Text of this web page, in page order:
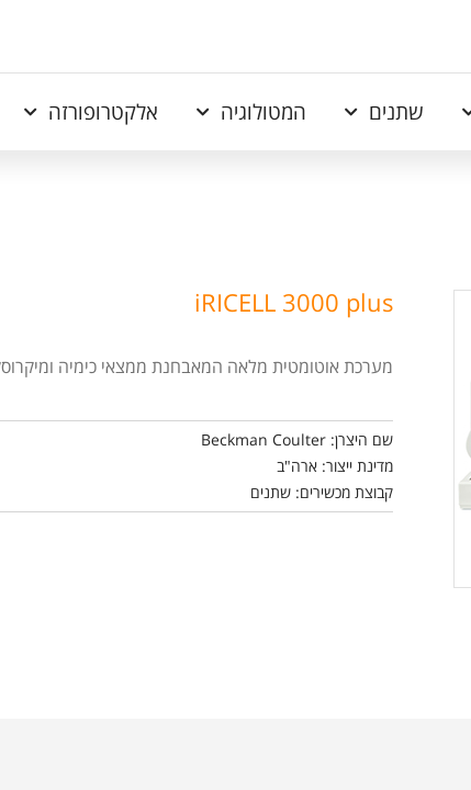
שתנים המטולוגיה אלקטרופורזה
iRICELL 3000 plus
מערכת אוטומטית מלאה המאבחנת ממצאי כימיה
שם היצרן: Beckman Coulter
מדינת ייצור: ארה"ב
קבוצת מכשירים: שתנים